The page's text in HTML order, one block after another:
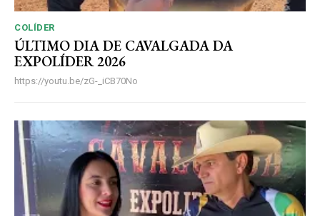
COLÍDER
ÚLTIMO DIA DE CAVALGADA DA
EXPOLÍDER 2026
https://youtu.be/zG-_iCB70No